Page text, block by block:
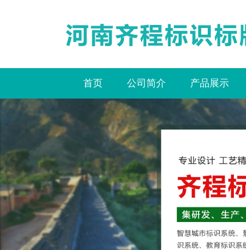
首页 公司简介 产品展示